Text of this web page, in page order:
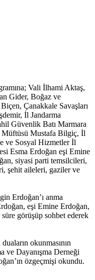
Vali İlhami Aktaş,
Gider, Boğaz ve
Çanakkale Savaşları
İl Jandarma
Güvenlik Batı Marmara
Müftüsü Mustafa Bilgiç, İl
ve Sosyal Hizmetler İl
Esma Erdoğan eşi Emine
siyasi parti temsilcileri,
şehit aileleri, gaziler ve
Erdoğan’ı anma
eşi Emine Erdoğan,
görüşüp sohbet ederek
okunmasının
ve Dayanışma Derneği
özgeçmişi okundu.